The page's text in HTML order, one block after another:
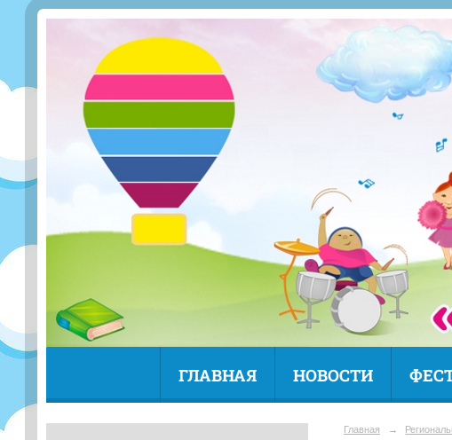
ГЛАВНАЯ НОВОСТИ
Главная →